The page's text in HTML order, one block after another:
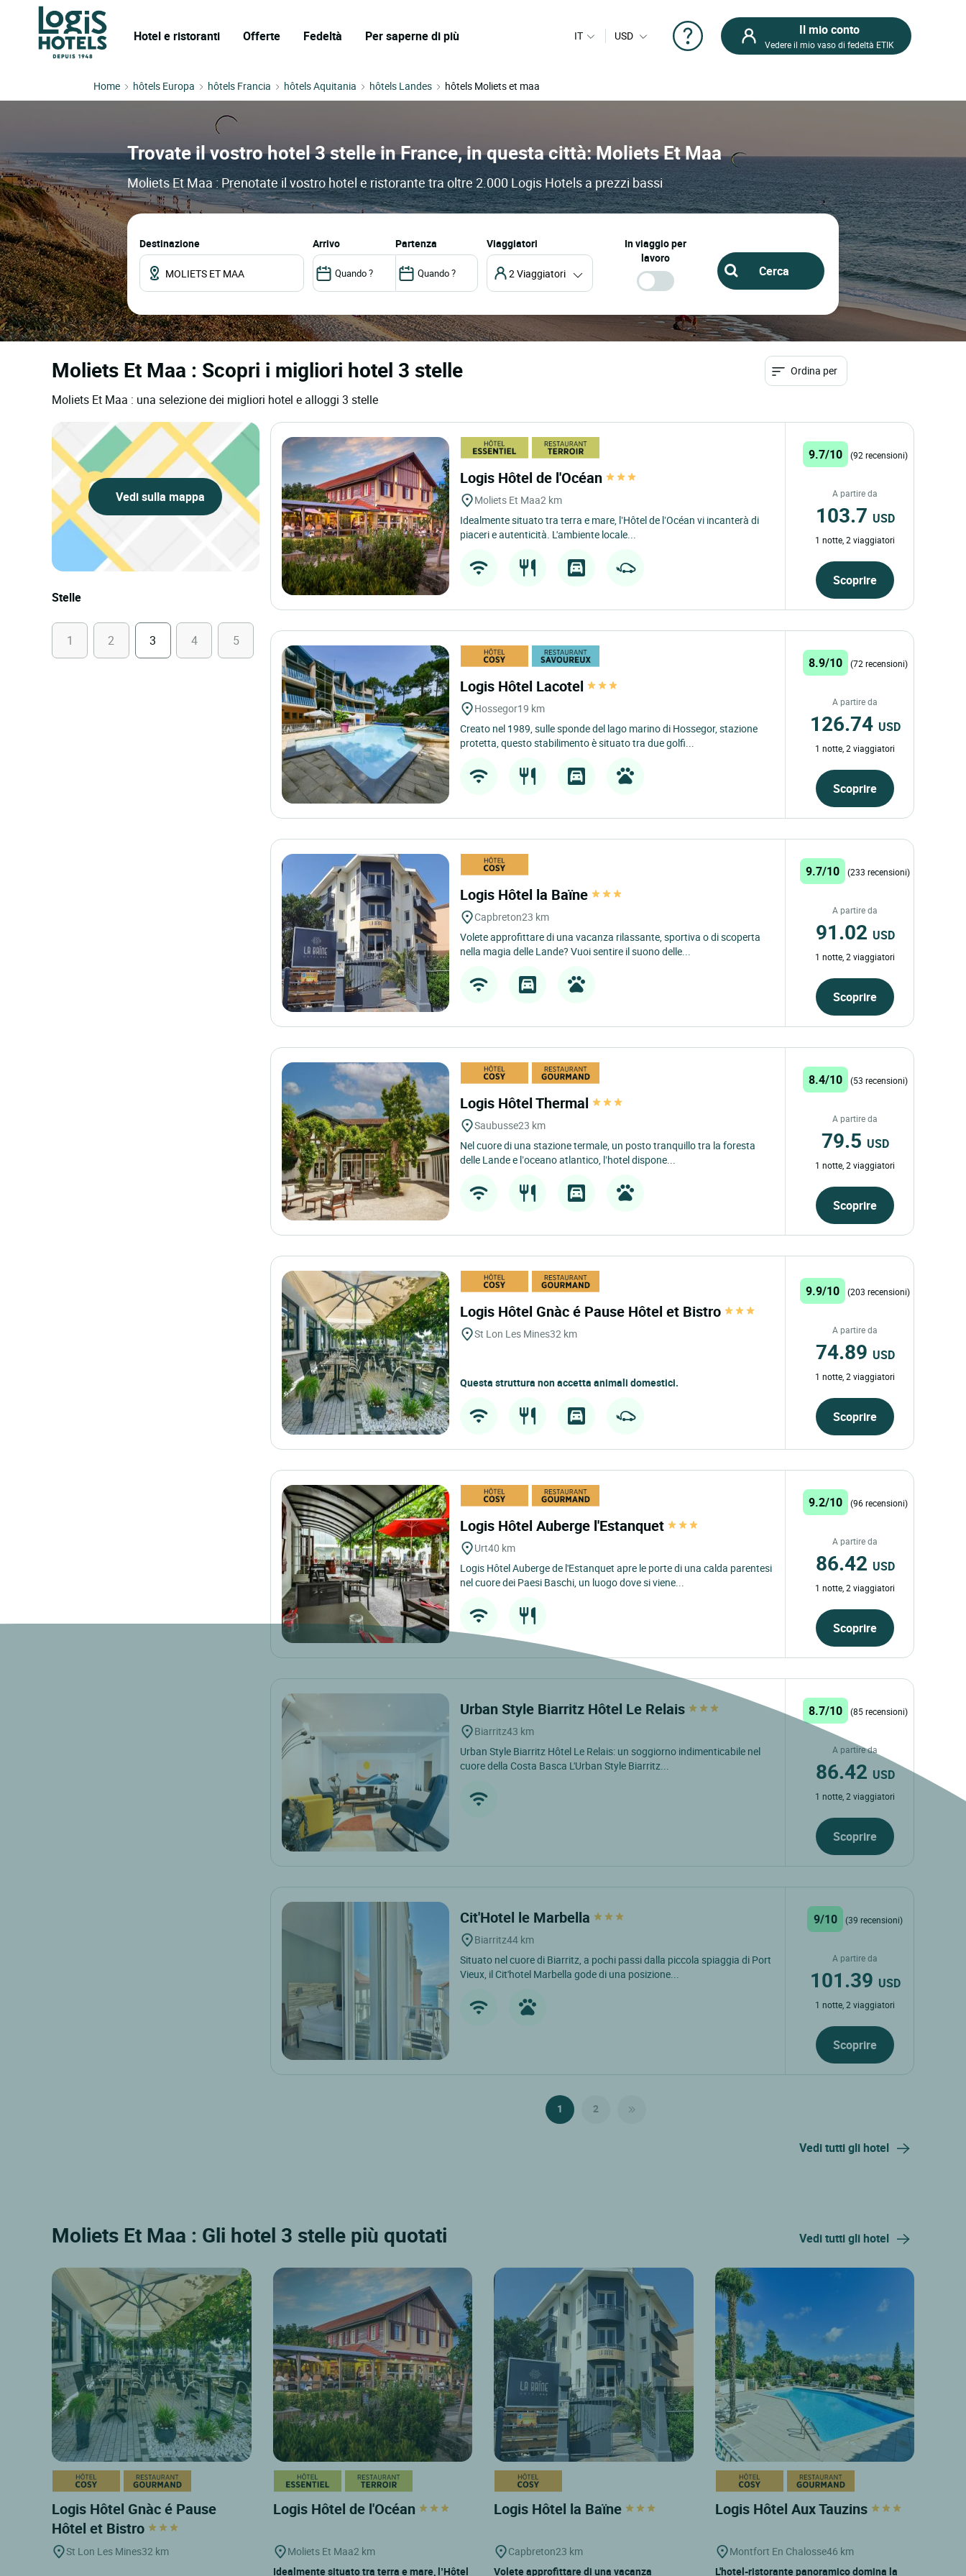
Hotel e ristoranti Offerte Fedeltà Per saperne di più IT USD Il mio conto
Vedere il mio vaso di fedeltà ETIK
Home hôtels Europa hôtels Francia hôtels Aquitania hôtels Landes hôtels Moliets et maa
Trovate il vostro hotel 3 stelle in France, in questa città: Moliets Et Maa
Moliets Et Maa : Prenotate il vostro hotel e ristorante tra oltre 2.000 Logis Hotels a prezzi bassi
Destinazione arrivo partenza Viaggiatori
2 Viaggiatori
In viaggio per
lavoro
Moliets Et Maa : Scopri i migliori hotel 3 stelle
Moliets Et Maa : una selezione dei migliori hotel e alloggi 3 stelle
Ordina per
Vedi sulla mappa
Stelle
1 2 3 4 5
Logis Hôtel de l'Océan
Moliets Et Maa2 km
Idealmente situato tra terra e mare, l’Hôtel de l’Océan vi incanterà di
piaceri e autenticità. L'ambiente locale...
9.7/10 (92 recensioni)
A partire da
103.7 USD
1 notte, 2 viaggiatori
Scoprire
Logis Hôtel Lacotel
Hossegor19 km
Creato nel 1989, sulle sponde del lago marino di Hossegor, stazione
protetta, questo stabilimento è situato tra due golfi...
8.9/10 (72 recensioni)
A partire da
126.74 USD
1 notte, 2 viaggiatori
Scoprire
Logis Hôtel la Baïne
Capbreton23 km
Volete approfittare di una vacanza rilassante, sportiva o di scoperta
nella magia delle Lande? Vuoi sentire il suono delle...
9.7/10 (233 recensioni)
A partire da
91.02 USD
1 notte, 2 viaggiatori
Scoprire
Logis Hôtel Thermal
Saubusse23 km
Nel cuore di una stazione termale, un posto tranquillo tra la foresta
delle Lande e l’oceano atlantico, l’hotel dispone...
8.4/10 (53 recensioni)
A partire da
79.5 USD
1 notte, 2 viaggiatori
Scoprire
Logis Hôtel Gnàc é Pause Hôtel et Bistro
St Lon Les Mines32 km
Questa struttura non accetta animali domestici.
9.9/10 (203 recensioni)
A partire da
74.89 USD
1 notte, 2 viaggiatori
Scoprire
Logis Hôtel Auberge l'Estanquet
Urt40 km
Logis Hôtel Auberge de l'Estanquet apre le porte di una calda parentesi
nel cuore dei Paesi Baschi, un luogo dove si viene...
9.2/10 (96 recensioni)
A partire da
86.42 USD
1 notte, 2 viaggiatori
Scoprire
Urban Style Biarritz Hôtel Le Relais
Biarritz43 km
Urban Style Biarritz Hôtel Le Relais: un soggiorno indimenticabile nel
cuore della Costa Basca L'Urban Style Biarritz...
8.7/10 (85 recensioni)
A partire da
86.42 USD
1 notte, 2 viaggiatori
Scoprire
Cit'Hotel le Marbella
Biarritz44 km
Situato nel cuore di Biarritz, a pochi passi dalla piccola spiaggia di Port
Vieux, il Cit'hotel Marbella gode di una posizione...
9/10 (39 recensioni)
A partire da
101.39 USD
1 notte, 2 viaggiatori
Scoprire
1 2
Vedi tutti gli hotel
Moliets Et Maa : Gli hotel 3 stelle più quotati Vedi tutti gli hotel
Logis Hôtel Gnàc é Pause
Hôtel et Bistro
St Lon Les Mines32 km
Logis Hôtel de l'Océan
Moliets Et Maa2 km
Idealmente situato tra terra e mare, l’Hôtel
Logis Hôtel la Baïne
Capbreton23 km
Volete approfittare di una vacanza
Logis Hôtel Aux Tauzins
Montfort En Chalosse46 km
L'hotel-ristorante panoramico domina la